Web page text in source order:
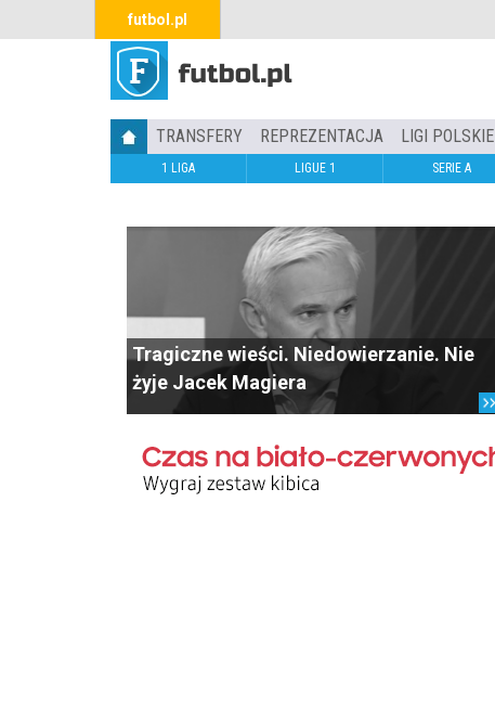
futbol.pl
TRANSFERY REPREZENTACJA LIGI POLSKIE
1 LIGA LIGUE 1 SERIE A
Tragiczne wieści. Niedowierzanie. Nie
żyje Jacek Magiera